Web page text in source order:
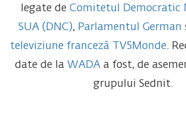
legate de Comitetul Democratic
SUA (DNC), Parlamentul German
televiziune franceză TV5Monde.
date de la WADA a fost, de
grupului Sednit.